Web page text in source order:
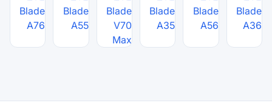
Blade
V70
Blade
A55
Blade
A76